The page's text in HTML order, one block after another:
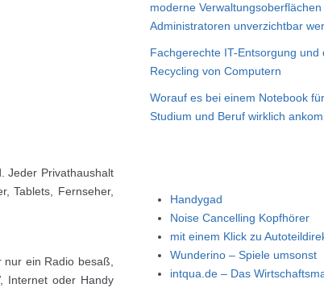
Jeder Privathaushalt
Tablets, Fernseher,
nur ein Radio besaß,
Internet oder Handy
moderne
Administratoren unverzichtbar
Fachgerechte IT-Entsorgung und
Recycling von Computern
Worauf es bei einem Notebook für
Studium und Beruf wirklich
Handygad
Noise Cancelling Kopfhörer
mit einem Klick zu
Wunderino – Spiele umsonst
intqua.de – Das